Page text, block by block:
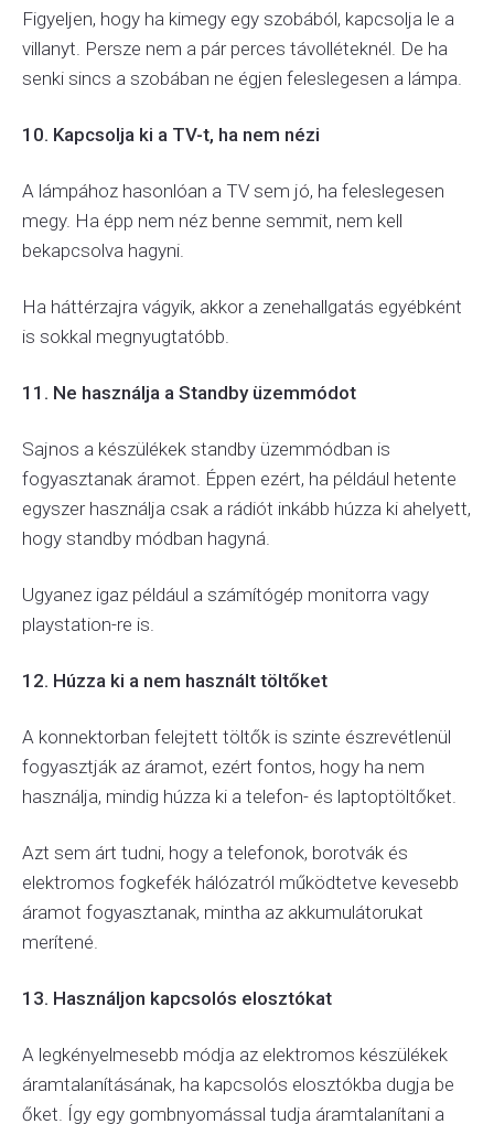
Figyeljen, hogy ha kimegy egy szobából, kapcsolja le a
villanyt. Persze nem a pár perces távolléteknél. De ha
senki sincs a szobában ne égjen feleslegesen a lámpa.
10. Kapcsolja ki a TV-t, ha nem nézi
A lámpához hasonlóan a TV sem jó, ha feleslegesen
megy. Ha épp nem néz benne semmit, nem kell
bekapcsolva hagyni.
Ha háttérzajra vágyik, akkor a zenehallgatás egyébként
is sokkal megnyugtatóbb.
11. Ne használja a Standby üzemmódot
Sajnos a készülékek standby üzemmódban is
fogyasztanak áramot. Éppen ezért, ha például hetente
egyszer használja csak a rádiót inkább húzza ki ahelyett,
hogy standby módban hagyná.
Ugyanez igaz például a számítógép monitorra vagy
playstation-re is.
12. Húzza ki a nem használt töltőket
A konnektorban felejtett töltők is szinte észrevétlenül
fogyasztják az áramot, ezért fontos, hogy ha nem
használja, mindig húzza ki a telefon- és laptoptöltőket.
Azt sem árt tudni, hogy a telefonok, borotvák és
elektromos fogkefék hálózatról működtetve kevesebb
áramot fogyasztanak, mintha az akkumulátorukat
merítené.
13. Használjon kapcsolós elosztókat
A legkényelmesebb módja az elektromos készülékek
áramtalanításának, ha kapcsolós elosztókba dugja be
őket. Így egy gombnyomással tudja áramtalanítani a